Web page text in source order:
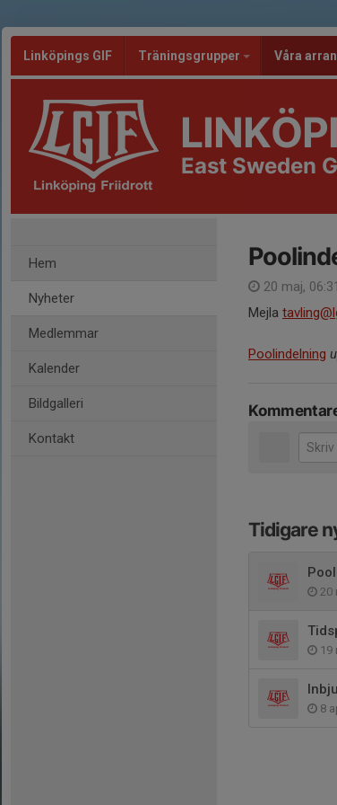
Linköpings GIF Träningsgrupper Våra
East Sweden
Hem
Nyheter
Medlemmar
Kalender
Bildgalleri
Kontakt
20 maj, 06:31
Mejla
Poolindelning
Tidigare
20
19
8